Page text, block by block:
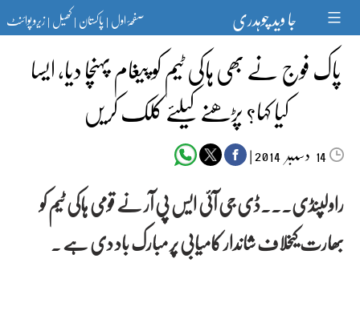
content جا وید چوہدری صفحۂ اول|پاکستان|کھیل|زیرو پوائنٹ
پاک فوج نے بھی ہاکی ٹیم کو پیغام پہنچا دیا، ایسا
کیا کہا؟ پڑھنے کیلئے کلک کریں
14 دسمبر‬‮ |
راولپنڈی۔۔۔ڈی جی آئی ایس پی آر نے قومی ہاکی ٹیم کو
بھارت کیخلاف شاندار کامیابی پر مبارک باد دی ہے ۔